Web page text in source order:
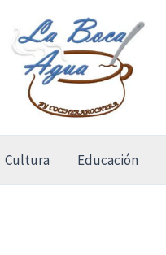
Cultura Educación